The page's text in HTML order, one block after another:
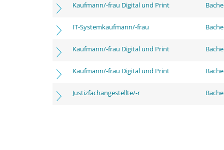
Kaufmann/-frau Digital und Print
IT-Systemkaufmann/-frau
Kaufmann/-frau Digital und Print
Kaufmann/-frau Digital und Print
Justizfachangestellte/-r